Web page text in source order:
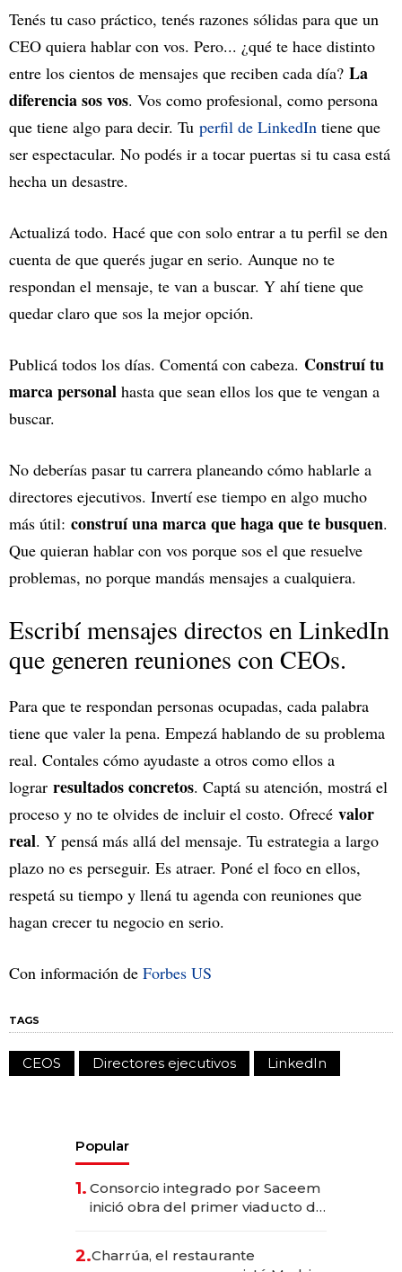
Tenés tu caso práctico, tenés razones sólidas para que un
CEO quiera hablar con vos. Pero... ¿qué te hace distinto
entre los cientos de mensajes que reciben cada día? La
diferencia sos vos. Vos como profesional, como persona
que tiene algo para decir. Tu perfil de LinkedIn tiene que
ser espectacular. No podés ir a tocar puertas si tu casa está
hecha un desastre.
Actualizá todo. Hacé que con solo entrar a tu perfil se den
cuenta de que querés jugar en serio. Aunque no te
respondan el mensaje, te van a buscar. Y ahí tiene que
quedar claro que sos la mejor opción.
Publicá todos los días. Comentá con cabeza. Construí tu
marca personal hasta que sean ellos los que te vengan a
buscar.
No deberías pasar tu carrera planeando cómo hablarle a
directores ejecutivos. Invertí ese tiempo en algo mucho
más útil: construí una marca que haga que te busquen.
Que quieran hablar con vos porque sos el que resuelve
problemas, no porque mandás mensajes a cualquiera.
Escribí mensajes directos en LinkedIn
que generen reuniones con CEOs.
Para que te respondan personas ocupadas, cada palabra
tiene que valer la pena. Empezá hablando de su problema
real. Contales cómo ayudaste a otros como ellos a
lograr resultados concretos. Captá su atención, mostrá el
proceso y no te olvides de incluir el costo. Ofrecé valor
real. Y pensá más allá del mensaje. Tu estrategia a largo
plazo no es perseguir. Es atraer. Poné el foco en ellos,
respetá su tiempo y llená tu agenda con reuniones que
hagan crecer tu negocio en serio.
Con información de Forbes US
TAGS
CEOS Directores ejecutivos LinkedIn
Popular
1. Consorcio integrado por Saceem
inició obra del primer viaducto de
millones
2.Charrúa, el restaurante